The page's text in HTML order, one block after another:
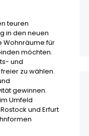
teuren
in den neuen
Wohnräume für
möchten.
und
zu wählen.
gewinnen.
Umfeld
und Erfurt